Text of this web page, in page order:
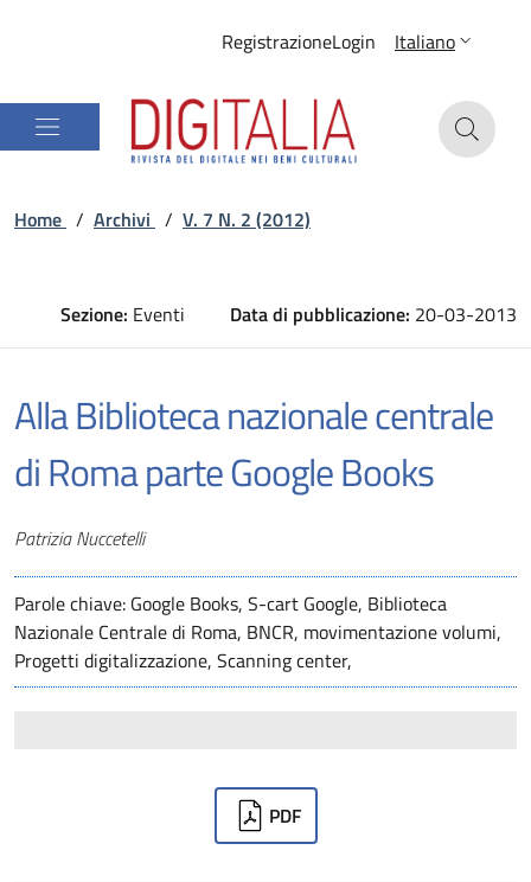
RegistrazioneLogin Italiano
Home / Archivi / V. 7 N. 2 (2012)
Sezione: Eventi Data di pubblicazione: 20-03-2013
Alla Biblioteca nazionale centrale
di Roma parte Google Books
Autori
Patrizia Nuccetelli
Parole chiave: Google Books, S-cart Google, Biblioteca
Nazionale Centrale di Roma, BNCR, movimentazione volumi,
Progetti digitalizzazione, Scanning center,
PDF